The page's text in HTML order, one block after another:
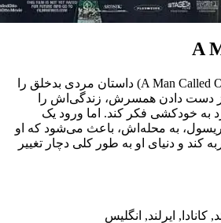
A
فیلم مردی به نام اتو (A Man Called Otto) داستان مردی بدخلق را
دست دادن همسرش، زندگی‌اش را
به خودکشی فکر کند. اما ورود یک
به محله‌اش، باعث می‌شود که او
کند و دنیای او به طور کلی دچار تغییر
, کانادا , ایرلند, انگلیس